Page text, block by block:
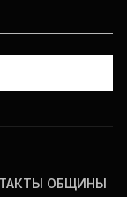
ОБЩИНЫ